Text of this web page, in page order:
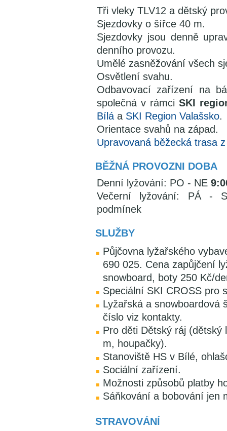
Tři vleky TLV12 a dětský
Sjezdovky o šířce 40 m.
Sjezdovky jsou denně
denního provozu.
Umělé zasněžování všech
Osvětlení svahu.
Odbavovací zařízení na
společná v rámci SKI
Bílá a SKI Region Valašsko.
Orientace svahů na západ.
Upravovaná běžecká trasa
BĚŽNÁ PROVOZNI DOBA
Denní lyžování: PO - NE
Večerní lyžování: PÁ -
podmínek
SLUŽBY
Půjčovna lyžařského
690 025. Cena zapůjčení
snowboard, boty 250 Kč/
Speciální SKI CROSS pro
Lyžařská a snowboardová
číslo viz kontakty.
Pro děti Dětský ráj
m, houpačky).
Stanoviště HS v Bílé,
Sociální zařízení.
Možnosti způsobů platby
Sáňkování a bobování jen
STRAVOVÁNÍ